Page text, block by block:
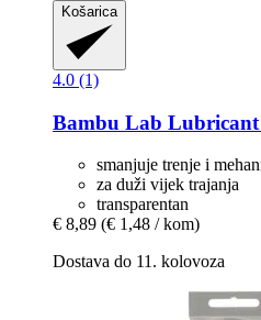
Košarica
4.0 (1)
Bambu Lab Lubricant
smanjuje trenje i
za duži vijek trajanja
transparentan
€ 8,89 (€ 1,48 / kom)
Dostava do 11. kolovoza